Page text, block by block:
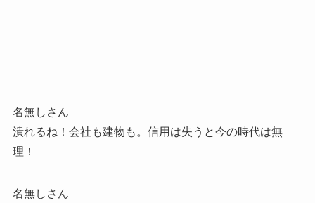
名無しさん
潰れるね！会社も建物も。信用は失うと今の時代は無
理！
名無しさん